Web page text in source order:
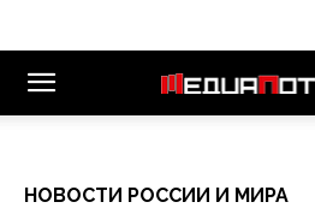
НОВОСТИ РОССИИ И МИРА